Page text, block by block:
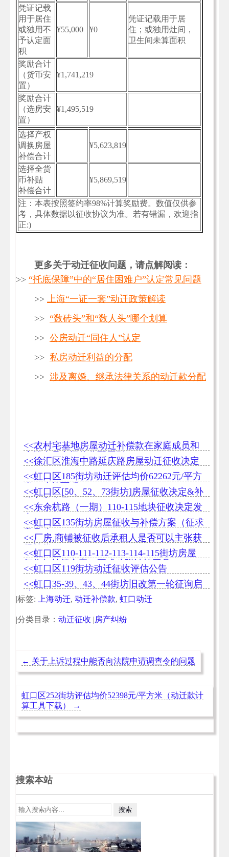
凭证记载
用于居住
或独用不
予认定面
积
¥55,000 ¥0
凭证记载用于居
住；或独用灶间，
卫生间未算面积
奖励合计
（货币安
置）
¥1,741,219
奖励合计
（选房安
置）
¥1,495,519
选择产权
调换房屋
补偿合计
¥5,623,819
选择全货
币补贴
补偿合计
¥5,869,519
注：本表按照签约率98%计算奖励费。数值仅供参
考，具体数据以征收协议为准。若有错漏，欢迎指
正:)
更多关于动迁征收问题，请点解阅读：
>> “托底保障”中的“居住困难户”认定常见问题
>> 上海“一证一套”动迁政策解读
>> “数砖头”和“数人头”哪个划算
>> 公房动迁“同住人”认定
>> 私房动迁利益的分配
>> 涉及离婚、继承法律关系的动迁款分配
<<农村宅基地房屋动迁补偿款在家庭成员和
户籍人员之间的分配原则
<<徐汇区淮海中路延庆路房屋动迁征收决定
<<虹口区185街坊动迁评估均价62262元/平方
米（建筑面积）
<<虹口区[50、52、73街坊]房屋征收决定&补
偿方案公示
<<东余杭路（一期）110-115地块征收决定发
<<虹口区135街坊房屋征收与补偿方案（征求
意见稿）
<<厂房,商铺被征收后承租人是否可以主张获
得补偿
<<虹口区110-111-112-113-114-115街坊房屋
征收与补偿方案（正式稿附计算工具）
<<虹口区119街坊动迁征收评估公告
<<虹口35-39、43、44街坊旧改第一轮征询启
动
|标签: 上海动迁, 动迁补偿款, 虹口动迁
|分类目录： 动迁征收 |房产纠纷
← 关于上诉过程中能否向法院申请调查令的问题
虹口区252街坊评估均价52398元/平方米（动迁款计
算工具下载）
→
搜索本站